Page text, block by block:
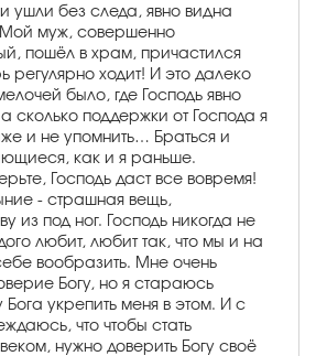
ушли без следа, явно видна
Мой муж, совершенно
пошёл в храм, причастился
регулярно ходит! И это далеко
было, где Господь явно
сколько поддержки от Господа я
и не упомнить… Браться и
как и я раньше.
Господь даст все вовремя!
- страшная вещь,
из под ног. Господь никогда не
любит, любит так, что мы и на
вообразить. Мне очень
Богу, но я стараюсь
Бога укрепить меня в этом. И с
что чтобы стать
нужно доверить Богу своё